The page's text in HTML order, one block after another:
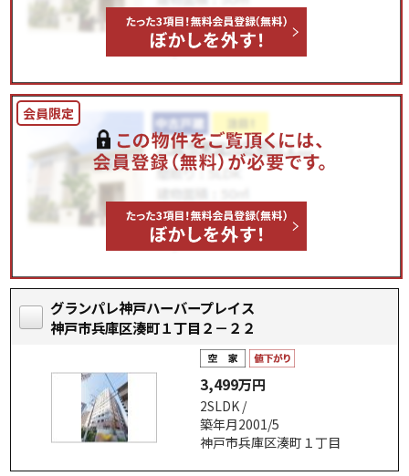
グランパレ神戸ハーバープレイス
神戸市兵庫区湊町１丁目２－２２
3,499万円
2SLDK /
築年月2001/5
神戸市兵庫区湊町１丁目